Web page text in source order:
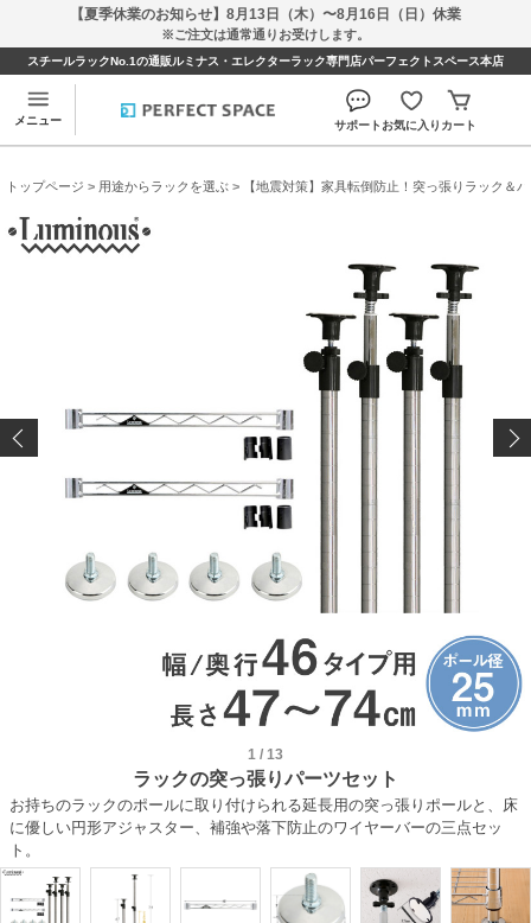
【夏季休業のお知らせ】8月13日（木）〜8月16日（日）休業
※ご注文は通常通りお受けします。
スチールラックNo.1の通販ルミナス・エレクターラック専門店パーフェクトスペース本店
メニュー サポートお気に入り カート
トップページ > 用途からラックを選ぶ > 【地震対策】家具転倒防止！突っ張りラック＆
1 / 13
ラックの突っ張りパーツセット
お持ちのラックのポールに取り付けられる延長用の突っ張りポールと、床
に優しい円形アジャスター、補強や落下防止のワイヤーバーの三点セッ
ト。